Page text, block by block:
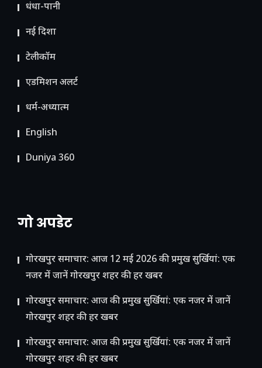
धंधा-पानी
नई दिशा
टेलीकॉम
ए​डमिशन अलर्ट
धर्म-अध्यात्म
English
Duniya 360
गो अपडेट
गोरखपुर समाचार: आज 12 मई 2026 की प्रमुख सुर्खियां: एक
नजर में जानें गोरखपुर शहर की हर खबर
गोरखपुर समाचार: आज की प्रमुख सुर्खियां: एक नजर में जानें
गोरखपुर शहर की हर खबर
गोरखपुर समाचार: आज की प्रमुख सुर्खियां: एक नजर में जानें
गोरखपुर शहर की हर खबर